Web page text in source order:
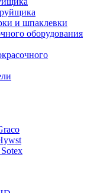
и шпаклевки
оборудования